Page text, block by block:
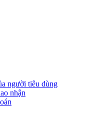
người tiêu dùng
nhận